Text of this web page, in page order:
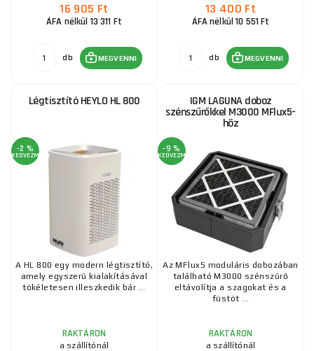
16 905 Ft
ÁFA nélkül 13 311 Ft
db MEGVENNI
13 400 Ft
ÁFA nélkül 10 551 Ft
db MEGVENNI
Légtisztító HEYLO HL 800
-2 %
KEDVEZMÉNY
A HL 800 egy modern légtisztító,
amely egyszerű kialakításával
tökéletesen illeszkedik bár ...
RAKTÁRON
a szállítónál
IGM LAGUNA doboz
szénszűrőkkel M3000 MFlux5-
höz
-9 %
KEDVEZMÉNY
Az MFlux5 moduláris dobozában
található M3000 szénszűrő
eltávolítja a szagokat és a
füstöt ...
RAKTÁRON
a szállítónál